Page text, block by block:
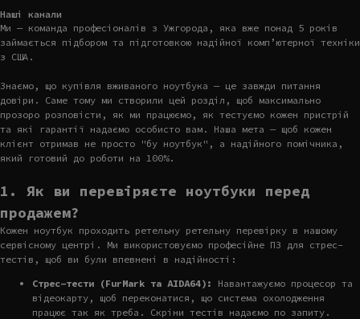
Наші канали
Ми — команда професіоналів з Ужгорода, яка вже понад 5 років
займається підбором та підготовкою надійної комп’ютерної техніки
з США.
Знаємо, що купівля вживаного ноутбука — це завжди питання
довіри. Саме тому ми створили цей розділ, щоб максимально
прозоро розповісти, як ми працюємо, як тестуємо кожен пристрій
та які гарантії надаємо особисто вам. Наша мета — щоб кожен
клієнт отримав не просто "бу ноутбук", а надійного помічника,
який готовий до роботи на 100%.
1. Як ви перевіряєте ноутбуки перед
продажем?
Кожен ноутбук проходить ретельну ретельну перевірку в нашому
сервісному центрі. Ми використовуємо професійне ПЗ для стрес-
тестів, щоб ви були впевнені в надійності:
Стрес-тести (FurMark та AIDA64):
Навантажуємо процесор та
відеокарту, щоб переконатися, що система охолодження
працює так як треба. Скріни тестів надаємо по запиту.